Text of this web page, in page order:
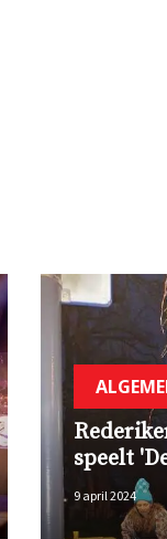
speelt
9 april 2024